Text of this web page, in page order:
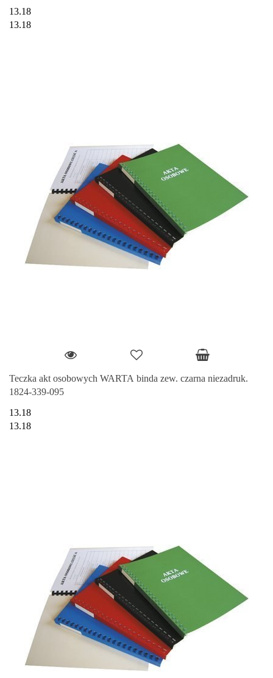
13.18
13.18
Teczka akt osobowych WARTA binda zew. czarna niezadruk.
1824-339-095
13.18
13.18